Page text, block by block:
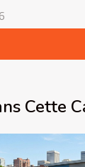
Cette